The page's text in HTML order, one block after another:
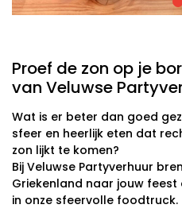
Proef de zon op je
van Veluwse
Wat is er beter dan goed
sfeer en heerlijk eten dat
zon lijkt te komen?
Bij Veluwse Partyverhuur
Griekenland naar jouw
in onze sfeervolle foodtruck.